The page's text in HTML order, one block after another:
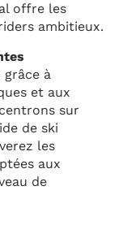
offre les
ambitieux.
à
et aux
sur
de ski
les
aux
de